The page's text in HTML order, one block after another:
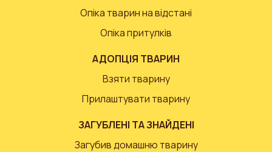
Опіка тварин на відстані
Опіка притулків
АДОПЦІЯ ТВАРИН
Взяти тварину
Прилаштувати тварину
ЗАГУБЛЕНІ ТА ЗНАЙДЕНІ
Загубив домашню тварину